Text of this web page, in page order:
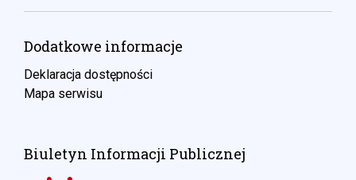
Dodatkowe informacje
Deklaracja dostępności
Mapa serwisu
Biuletyn Informacji Publicznej